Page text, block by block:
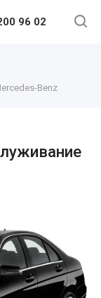
96 02
Benz